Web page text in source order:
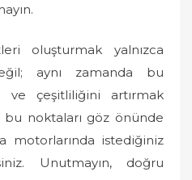
oluşturmak yalnızca
aynı zamanda bu
ve çeşitliliğini artırmak
bu noktaları göz önünde
motorlarında istediğiniz
Unutmayın, doğru